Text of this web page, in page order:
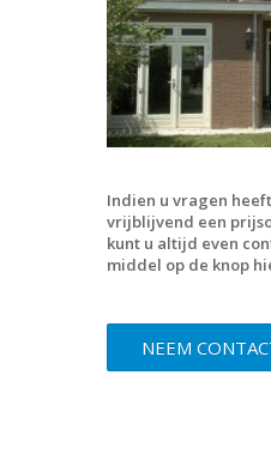
Indien u vragen
vrijblijvend een
kunt u altijd even
middel op de knop
NEEM